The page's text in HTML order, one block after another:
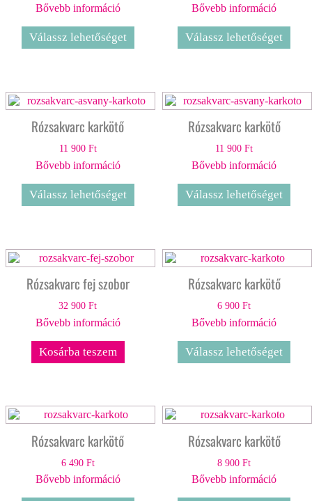
Bővebb információ
Válassz lehetőséget
Bővebb információ
Válassz lehetőséget
Rózsakvarc karkötő
11 900 Ft
Bővebb információ
Válassz lehetőséget
Rózsakvarc karkötő
11 900Ft
Bővebb információ
Válassz lehetőséget
Rózsakvarc fej szobor
32 900Ft
Bővebb információ
Kosárba teszem
Rózsakvarc karkötő
6 900Ft
Bővebb információ
Válassz lehetőséget
Rózsakvarc karkötő
6 490 Ft
Bővebb információ
Rózsakvarc karkötő
8 900Ft
Bővebb információ